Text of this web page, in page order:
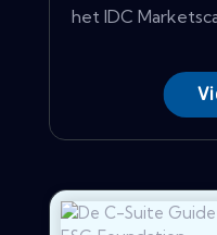
het IDC